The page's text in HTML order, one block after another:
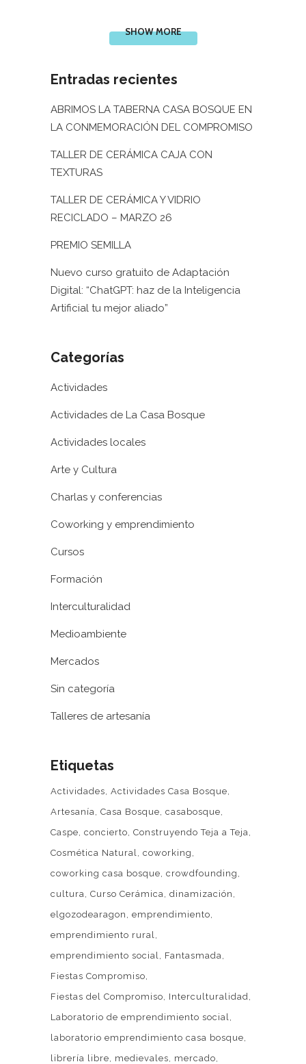
SHOW MORE
Entradas recientes
ABRIMOS LA TABERNA CASA BOSQUE EN
LA CONMEMORACIÓN DEL COMPROMISO
TALLER DE CERÁMICA CAJA CON
TEXTURAS
TALLER DE CERÁMICA Y VIDRIO
RECICLADO – MARZO 26
PREMIO SEMILLA
Nuevo curso gratuito de Adaptación
Digital: “ChatGPT: haz de la Inteligencia
Artificial tu mejor aliado”
Categorías
Actividades
Actividades de La Casa Bosque
Actividades locales
Arte y Cultura
Charlas y conferencias
Coworking y emprendimiento
Cursos
Formación
Interculturalidad
Medioambiente
Mercados
Sin categoría
Talleres de artesanía
Etiquetas
Actividades Actividades Casa Bosque
Artesanía Casa Bosque casabosque
Caspe concierto Construyendo Teja a Teja
Cosmética Natural coworking
coworking casa bosque crowdfounding
cultura Curso Cerámica dinamización
elgozodearagon
emprendimiento
emprendimiento rural
emprendimiento social
Fantasmada
Fiestas Compromiso
Fiestas del Compromiso
Interculturalidad
Laboratorio de emprendimiento social
laboratorio emprendimiento casa bosque
librería libre
medievales
mercado